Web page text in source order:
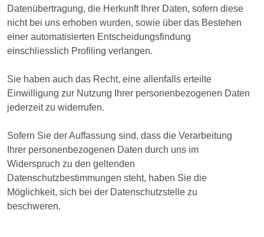
Datenübertragung, die Herkunft Ihrer Daten, sofern diese
nicht bei uns erhoben wurden, sowie über das Bestehen
einer automatisierten Entscheidungsfindung
einschliesslich Profiling verlangen.
Sie haben auch das Recht, eine allenfalls erteilte
Einwilligung zur Nutzung Ihrer personenbezogenen Daten
jederzeit zu widerrufen.
Sofern Sie der Auffassung sind, dass die Verarbeitung
Ihrer personenbezogenen Daten durch uns im
Widerspruch zu den geltenden
Datenschutzbestimmungen steht, haben Sie die
Möglichkeit, sich bei der Datenschutzstelle zu
beschweren.